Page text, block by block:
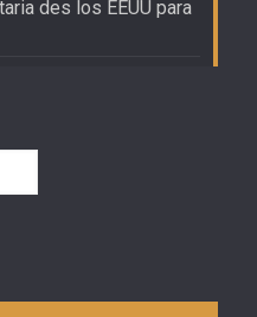
des los EEUU para